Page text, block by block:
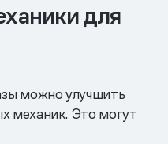
для
можно улучшить
механик. Это могут